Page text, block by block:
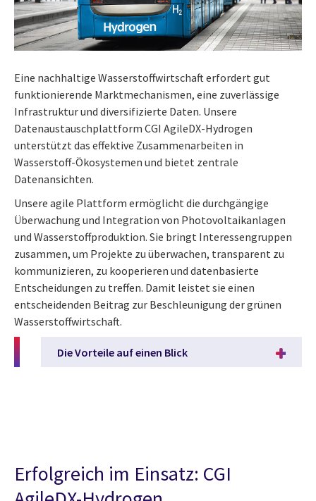
Eine nachhaltige Wasserstoffwirtschaft erfordert gut
funktionierende Marktmechanismen, eine zuverlässige
Infrastruktur und diversifizierte Daten. Unsere
Datenaustauschplattform CGI AgileDX-Hydrogen
unterstützt das effektive Zusammenarbeiten in
Wasserstoff-Ökosystemen und bietet zentrale
Datenansichten.
Unsere agile Plattform ermöglicht die durchgängige
Überwachung und Integration von Photovoltaikanlagen
und Wasserstoffproduktion. Sie bringt Interessengruppen
zusammen, um Projekte zu überwachen, transparent zu
kommunizieren, zu kooperieren und datenbasierte
Entscheidungen zu treffen. Damit leistet sie einen
entscheidenden Beitrag zur Beschleunigung der grünen
Wasserstoffwirtschaft.
Die Vorteile auf einen Blick
Erfolgreich im Einsatz: CGI